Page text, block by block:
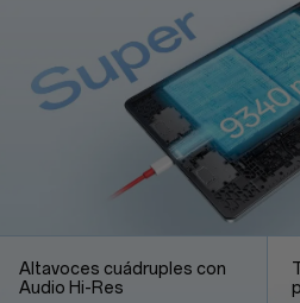
Altavoces cuádruples con
Audio Hi-Res